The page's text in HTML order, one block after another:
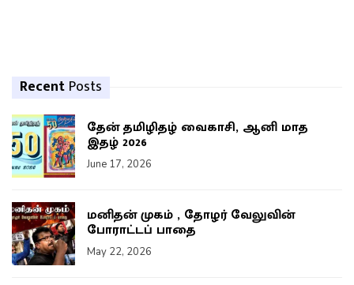
Recent Posts
தேன் தமிழிதழ் வைகாசி, ஆனி மாத
இதழ் 2026
June 17, 2026
மனிதன் முகம் , தோழர் வேலுவின்
போராட்டப் பாதை
May 22, 2026